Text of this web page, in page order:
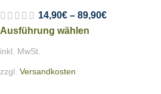
14,90€ – 89,90€
Ausführung wählen
inkl. MwSt.
zzgl. Versandkosten